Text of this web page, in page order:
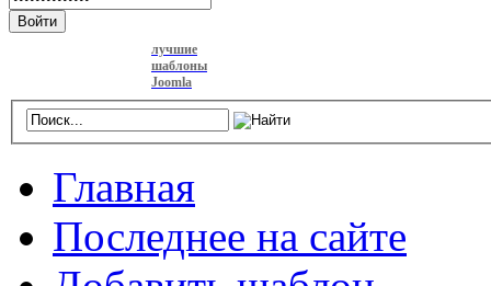
Войти
лучшие
шаблоны
Joomla
Главная
Последнее на сайте